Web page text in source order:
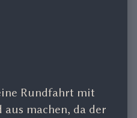
Rundfahrt mit
aus machen, da der